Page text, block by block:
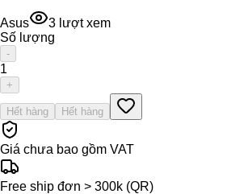
Asus 3 lượt xem
Số lượng
-
1
+
Hết hàng Hết hàng
Giá chưa bao gồm VAT
Free ship đơn > 300k (QR)